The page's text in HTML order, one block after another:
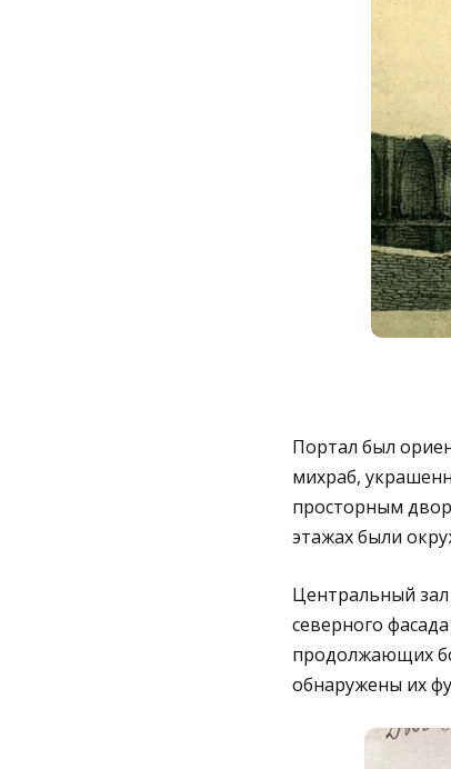
Портал был
михраб,
просторным
этажах были
Центральный
северного
продолжающих
обнаружены их